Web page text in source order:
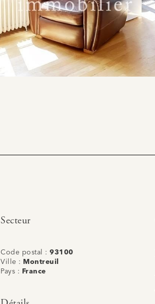
Secteur
Code postal :93100
Ville :
Montreuil
Pays :
France